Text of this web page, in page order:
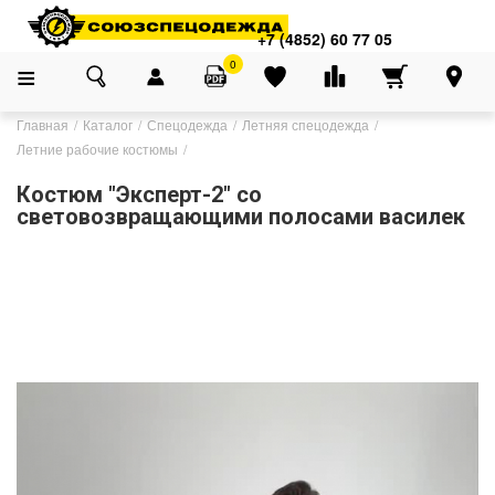
+7 (4852) 60 77 05
0
Главная Каталог Спецодежда
Летняя спецодежда
Летние рабочие костюмы
Костюм "Эксперт-2" cо
световозвращающими полосами василек